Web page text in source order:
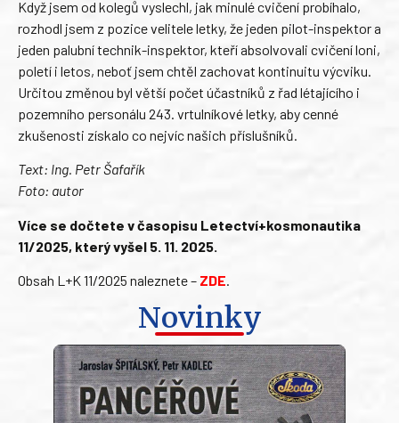
Když jsem od kolegů vyslechl, jak minulé cvičení probíhalo,
rozhodl jsem z pozice velitele letky, že jeden pilot-inspektor a
jeden palubní technik-inspektor, kteří absolvovali cvičení loni,
poletí i letos, neboť jsem chtěl zachovat kontinuitu výcviku.
Určitou změnou byl větší počet účastníků z řad létajícího i
pozemního personálu 243. vrtulníkové letky, aby cenné
zkušenosti získalo co nejvíc našich příslušníků.
Text: Ing. Petr Šafařík
Foto: autor
Více se dočtete v časopisu Letectví+kosmonautika
11/2025, který vyšel 5. 11. 2025.
Obsah L+K 11/2025 naleznete – ZDE.
Novinky